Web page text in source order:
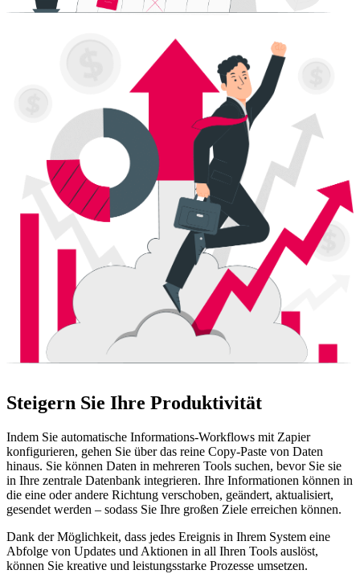
Steigern Sie Ihre Produktivität
Indem Sie automatische Informations-Workflows mit Zapier
konfigurieren, gehen Sie über das reine Copy-Paste von Daten
hinaus. Sie können Daten in mehreren Tools suchen, bevor Sie sie
in Ihre zentrale Datenbank integrieren. Ihre Informationen können in
die eine oder andere Richtung verschoben, geändert, aktualisiert,
gesendet werden – sodass Sie Ihre großen Ziele erreichen können.
Dank der Möglichkeit, dass jedes Ereignis in Ihrem System eine
Abfolge von Updates und Aktionen in all Ihren Tools auslöst,
können Sie kreative und leistungsstarke Prozesse umsetzen.